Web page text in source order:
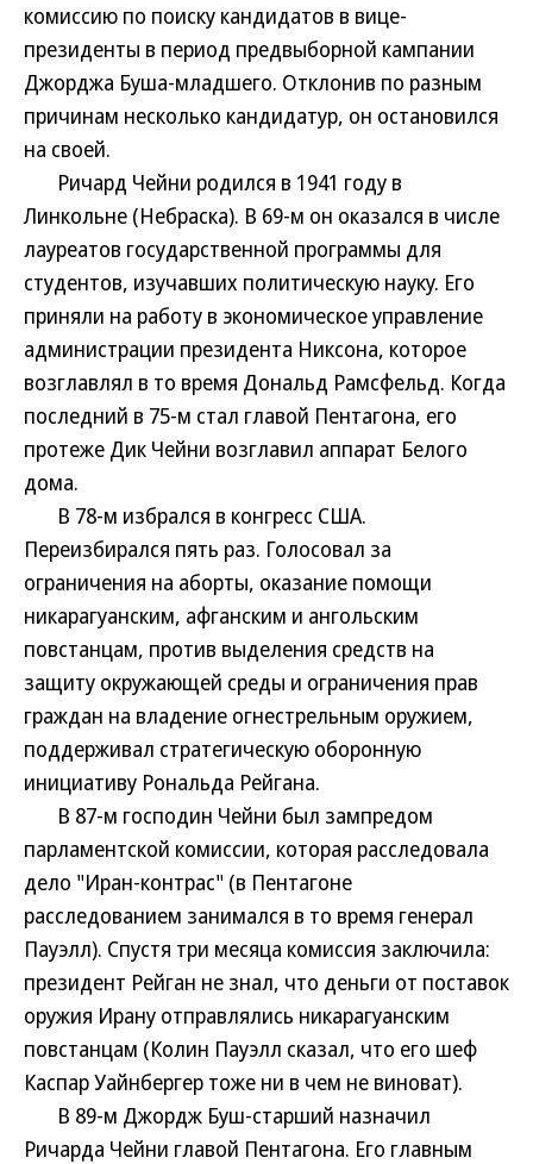
комиссию по поиску кандидатов в вице-
президенты в период предвыборной кампании
Джорджа Буша-младшего. Отклонив по разным
причинам несколько кандидатур, он остановился
на своей.
Ричард Чейни родился в 1941 году в
Линкольне (Небраска). В 69-м он оказался в числе
лауреатов государственной программы для
студентов, изучавших политическую науку. Его
приняли на работу в экономическое управление
администрации президента Никсона, которое
возглавлял в то время Дональд Рамсфельд. Когда
последний в 75-м стал главой Пентагона, его
протеже Дик Чейни возглавил аппарат Белого
дома.
В 78-м избрался в конгресс США.
Переизбирался пять раз. Голосовал за
ограничения на аборты, оказание помощи
никарагуанским, афганским и ангольским
повстанцам, против выделения средств на
защиту окружающей среды и ограничения прав
граждан на владение огнестрельным оружием,
поддерживал стратегическую оборонную
инициативу Рональда Рейгана.
В 87-м господин Чейни был зампредом
парламентской комиссии, которая расследовала
дело "Иран-контрас" (в Пентагоне
расследованием занимался в то время генерал
Пауэлл). Спустя три месяца комиссия заключила:
президент Рейган не знал, что деньги от поставок
оружия Ирану отправлялись никарагуанским
повстанцам (Колин Пауэлл сказал, что его шеф
Каспар Уайнбергер тоже ни в чем не виноват).
В 89-м Джордж Буш-старший назначил
Ричарда Чейни главой Пентагона. Его главным